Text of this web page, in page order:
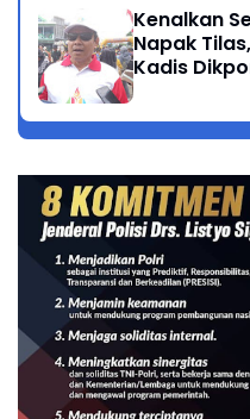
Kenalkan
Napak
Kadis